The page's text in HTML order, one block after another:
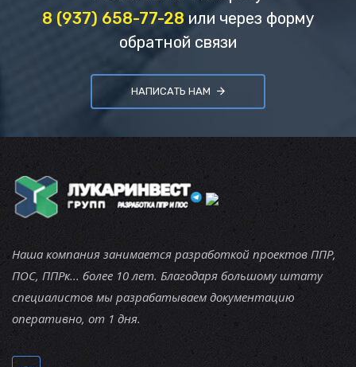
8 (937) 658-77-28 или через форму
обратной связи
НАПИСАТЬ НАМ
Наша компания занимается разработкой проектов ППР,
ПОС, ППРк... более 10 лет. Благодаря большому штату
специалистов мы разрабатываем документацию
оперативно, от 1 дня.